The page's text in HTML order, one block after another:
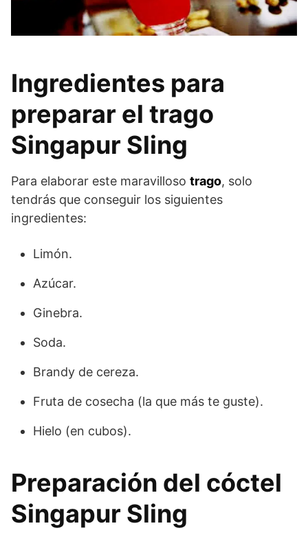
Ingredientes para
preparar el trago
Singapur Sling
Para elaborar este maravilloso trago, solo
tendrás que conseguir los siguientes
ingredientes:
Limón.
Azúcar.
Ginebra.
Soda.
Brandy de cereza.
Fruta de cosecha (la que más te guste).
Hielo (en cubos).
Preparación del cóctel
Singapur Sling